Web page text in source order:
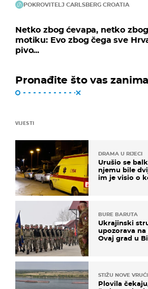
POKROVITELJ CARLSBERG CROATIA
Netko zbog ćevapa, netko
motiku: Evo zbog čega sve
pivo...
Pronađite što vas zanima
VIJESTI
DRAMA U RIJECI
Urušio se
njemu bile
im je visio o
BURE BARUTA
Ukrajinski
upozorava
Ovaj grad u
STIŽU NOVE
Plovila